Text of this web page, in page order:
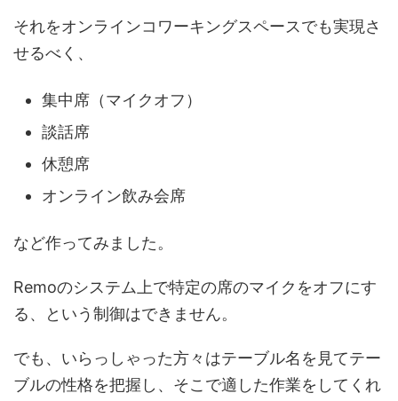
それをオンラインコワーキングスペースでも実現さ
せるべく、
集中席（マイクオフ）
談話席
休憩席
オンライン飲み会席
など作ってみました。
Remoのシステム上で特定の席のマイクをオフにす
る、という制御はできません。
でも、いらっしゃった方々はテーブル名を見てテー
ブルの性格を把握し、そこで適した作業をしてくれ